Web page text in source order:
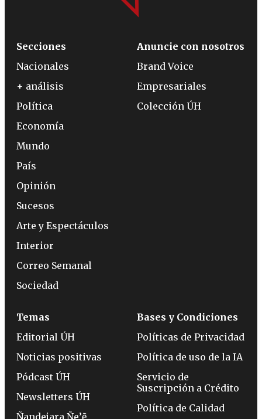
Secciones
Nacionales
+ análisis
Política
Economía
Mundo
País
Opinión
Sucesos
Arte y Espectáculos
Interior
Correo Semanal
Sociedad
Anuncie con nosotros
Brand Voice
Empresariales
Colección ÚH
Temas
Editorial ÚH
Noticias positivas
Pódcast ÚH
Newsletters ÚH
Bases y Condiciones
Políticas de Privacidad
Política de uso de la IA
Servicio de
Suscripción a Crédito
Política de Calidad